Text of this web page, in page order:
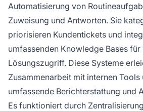
Automatisierung von
Zuweisung und Antworten. Sie
priorisieren Kundentickets und
umfassenden Knowledge Bases für
Lösungszugriff. Diese Systeme
Zusammenarbeit mit internen Tools
umfassende Berichterstattung und
Es funktioniert durch